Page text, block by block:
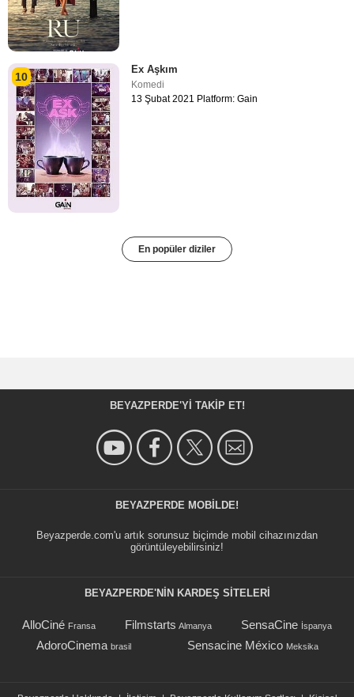
10
Ex Aşkım
Komedi
13 Şubat 2021 Platform: Gain
En popüler diziler
BEYAZPERDE'YI TAKIP ET!
BEYAZPERDE MOBILDE!
Beyazperde.com'u artık sorunsuz biçimde mobil cihazınızdan
görüntüleyebilirsiniz!
BEYAZPERDE'NIN KARDEŞ SİTELERİ
AlloCiné Fransa Filmstarts Almanya SensaCine İspanya
AdoroCinema brasil Sensacine México Meksika